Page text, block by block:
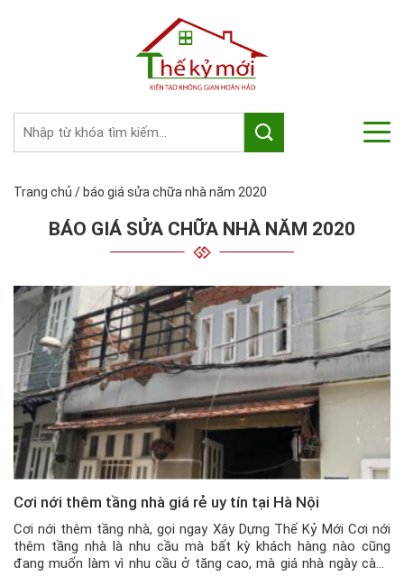
Trang chủ / báo giá sửa chữa nhà năm 2020
BÁO GIÁ SỬA CHỮA NHÀ NĂM 2020
Cơi nới thêm tầng nhà giá rẻ uy tín tại Hà Nội
Cơi nới thêm tầng nhà, gọi ngay Xây Dựng Thế Kỷ Mới Cơi nới
thêm tầng nhà là nhu cầu mà bất kỳ khách hàng nào cũng
đang muốn làm vì nhu cầu ở tăng cao, mà giá nhà ngày càng